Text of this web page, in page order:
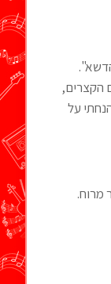
הקצרים,
על
מרוח.